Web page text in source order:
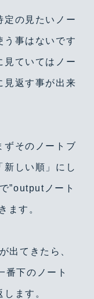
定の見たいノー
う事はないです
見ていてはノー
見返す事が出来
ずそのノートブ
新しい順」にし
”outputノート
ます。
出てきたら、
番下のノート
ます。
themes/yutas2018/include/nav.php